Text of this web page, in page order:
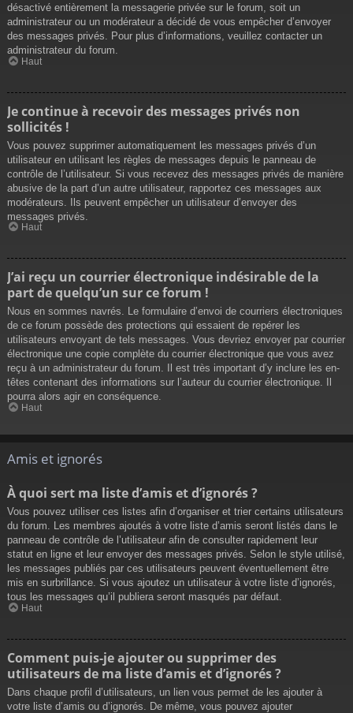
désactivé entièrement la messagerie privée sur le forum, soit un
administrateur ou un modérateur a décidé de vous empêcher d’envoyer
des messages privés. Pour plus d’informations, veuillez contacter un
administrateur du forum.
Haut
Je continue à recevoir des messages privés non
sollicités !
Vous pouvez supprimer automatiquement les messages privés d’un
utilisateur en utilisant les règles de messages depuis le panneau de
contrôle de l’utilisateur. Si vous recevez des messages privés de manière
abusive de la part d’un autre utilisateur, rapportez ces messages aux
modérateurs. Ils peuvent empêcher un utilisateur d’envoyer des
messages privés.
Haut
J’ai reçu un courrier électronique indésirable de la
part de quelqu’un sur ce forum !
Nous en sommes navrés. Le formulaire d’envoi de courriers électroniques
de ce forum possède des protections qui essaient de repérer les
utilisateurs envoyant de tels messages. Vous devriez envoyer par courrier
électronique une copie complète du courrier électronique que vous avez
reçu à un administrateur du forum. Il est très important d’y inclure les en-
têtes contenant des informations sur l’auteur du courrier électronique. Il
pourra alors agir en conséquence.
Haut
Amis et ignorés
À quoi sert ma liste d’amis et d’ignorés ?
Vous pouvez utiliser ces listes afin d’organiser et trier certains utilisateurs
du forum. Les membres ajoutés à votre liste d’amis seront listés dans le
panneau de contrôle de l’utilisateur afin de consulter rapidement leur
statut en ligne et leur envoyer des messages privés. Selon le style utilisé,
les messages publiés par ces utilisateurs peuvent éventuellement être
mis en surbrillance. Si vous ajoutez un utilisateur à votre liste d’ignorés,
tous les messages qu’il publiera seront masqués par défaut.
Haut
Comment puis-je ajouter ou supprimer des
utilisateurs de ma liste d’amis et d’ignorés ?
Dans chaque profil d’utilisateurs, un lien vous permet de les ajouter à
votre liste d’amis ou d’ignorés. De même, vous pouvez ajouter